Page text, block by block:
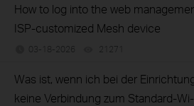
How to log into the web
ISP-customized Mesh device
03-18-2026 21271
Was ist, wenn ich bei der
keine Verbindung zum Standard-